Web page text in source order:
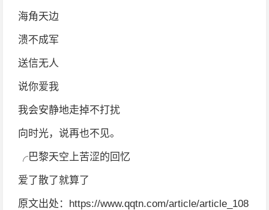
海角天边
溃不成军
送信无人
说你爱我
我会安静地走掉不打扰
向时光，说再也不见。
╭巴黎天空上苦涩的回忆
爱了散了就算了
原文出处：https://www.qqtn.com/article/article_108